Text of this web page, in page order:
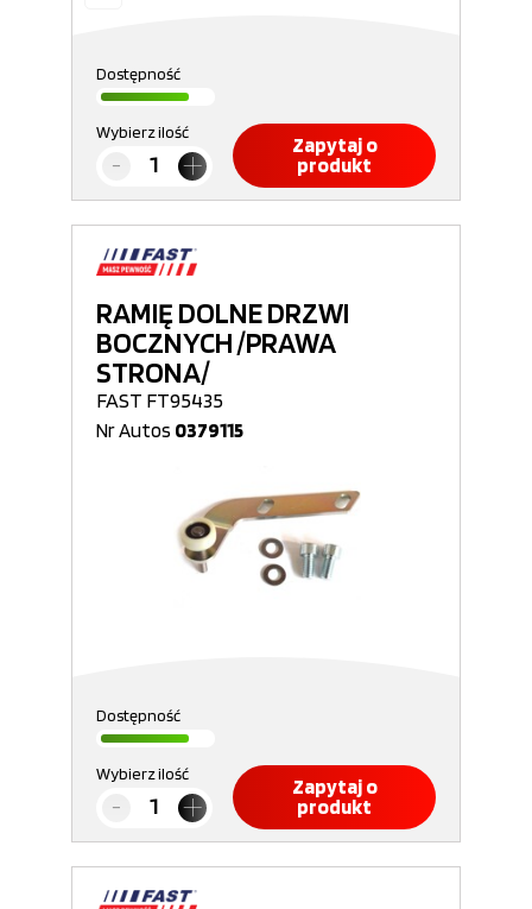
Dostępność
Wybierz ilość
Zapytaj o
produkt
RAMIĘ DOLNE DRZWI
BOCZNYCH /PRAWA
STRONA/
FAST FT95435
Nr Autos 0379115
Dostępność
Wybierz ilość
Zapytaj o
produkt